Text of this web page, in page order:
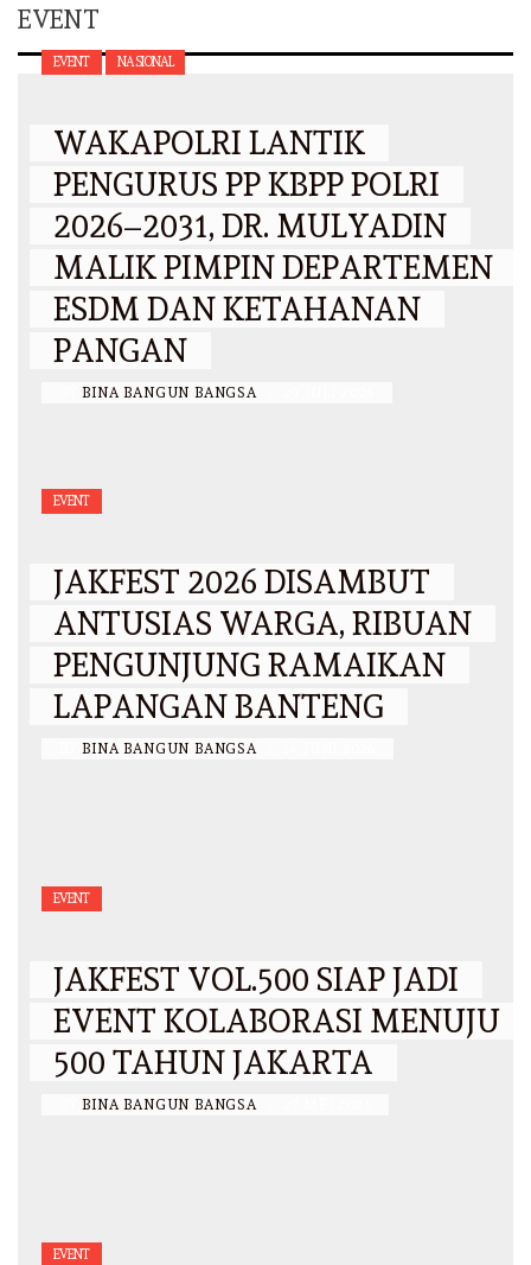
EVENT
EVENT NASIONAL
WAKAPOLRI LANTIK
PENGURUS PP KBPP POLRI
2026–2031, DR. MULYADIN
MALIK PIMPIN DEPARTEMEN
ESDM DAN KETAHANAN
PANGAN
BINA BANGUN BANGSA
EVENT
JAKFEST 2026 DISAMBUT
ANTUSIAS WARGA, RIBUAN
PENGUNJUNG RAMAIKAN
LAPANGAN BANTENG
BINA BANGUN BANGSA
EVENT
JAKFEST VOL.500 SIAP JADI
EVENT KOLABORASI MENUJU
500 TAHUN JAKARTA
BINA BANGUN BANGSA
EVENT